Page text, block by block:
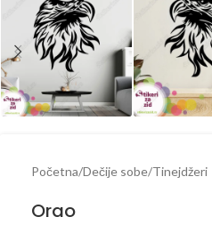
Početna/Dečije sobe/Tinejdžeri
Orao